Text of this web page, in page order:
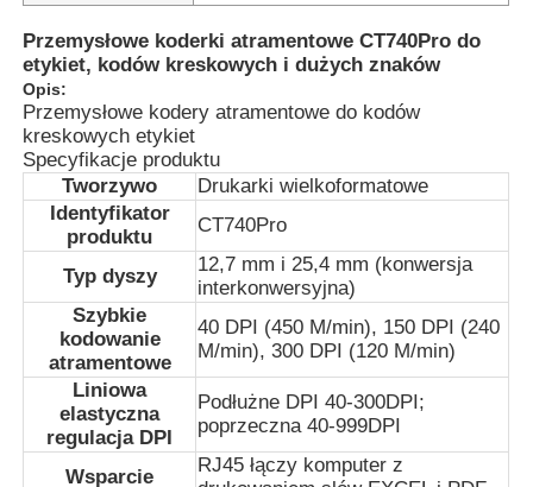
Dom
Przemysłowe koderki atramentowe CT740Pro do
etykiet, kodów kreskowych i dużych znaków
Opis:
Przemysłowe kodery atramentowe do kodów
kreskowych etykiet
Specyfikacje produktu
Tworzywo
Drukarki wielkoformatowe
Identyfikator
produktu
CT740Pro
Typ dyszy
12,7 mm i 25,4 mm (konwersja
interkonwersyjna)
Szybkie
kodowanie
atramentowe
40 DPI (450 M/min), 150 DPI (240
M/min), 300 DPI (120 M/min)
Liniowa
elastyczna
regulacja DPI
Podłużne DPI 40-300DPI;
poprzeczna 40-999DPI
Wsparcie
RJ45 łączy komputer z